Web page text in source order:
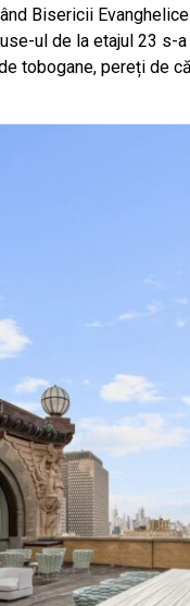
Bisericii
ul de la etajul 23 s-
tobogane, pereți de